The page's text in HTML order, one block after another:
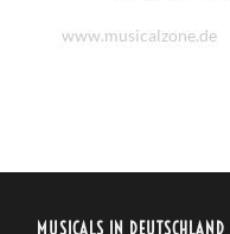
www.musicalzone.de
MUSICALS IN DEUTSCHLAND